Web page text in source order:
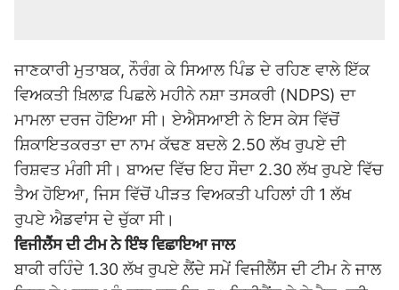
ਜਾਣਕਾਰੀ ਮੁਤਾਬਕ, ਨੌਰੰਗ ਕੇ ਸਿਆਲ ਪਿੰਡ ਦੇ ਰਹਿਣ ਵਾਲੇ ਇੱਕ
ਵਿਅਕਤੀ ਖ਼ਿਲਾਫ਼ ਪਿਛਲੇ ਮਹੀਨੇ ਨਸ਼ਾ ਤਸਕਰੀ (NDPS) ਦਾ
ਮਾਮਲਾ ਦਰਜ ਹੋਇਆ ਸੀ। ਏਐਸਆਈ ਨੇ ਇਸ ਕੇਸ ਵਿੱਚੋਂ
ਸ਼ਿਕਾਇਤਕਰਤਾ ਦਾ ਨਾਮ ਕੱਢਣ ਬਦਲੇ 2.50 ਲੱਖ ਰੁਪਏ ਦੀ
ਰਿਸ਼ਵਤ ਮੰਗੀ ਸੀ। ਬਾਅਦ ਵਿੱਚ ਇਹ ਸੌਦਾ 2.30 ਲੱਖ ਰੁਪਏ ਵਿੱਚ
ਤੈਅ ਹੋਇਆ, ਜਿਸ ਵਿੱਚੋਂ ਪੀੜਤ ਵਿਅਕਤੀ ਪਹਿਲਾਂ ਹੀ 1 ਲੱਖ
ਰੁਪਏ ਐਡਵਾਂਸ ਦੇ ਚੁੱਕਾ ਸੀ।
ਵਿਜੀਲੈਂਸ ਦੀ ਟੀਮ ਨੇ ਇੰਝ ਵਿਛਾਇਆ ਜਾਲ
ਬਾਕੀ ਰਹਿੰਦੇ 1.30 ਲੱਖ ਰੁਪਏ ਲੈਂਦੇ ਸਮੇਂ ਵਿਜੀਲੈਂਸ ਦੀ ਟੀਮ ਨੇ ਜਾਲ